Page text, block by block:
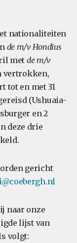
nationaliteiten
de m/v Hondius
met de m/v
vertrokken,
tot en met 31
(Ushuaia-
en 2
deze drie
gericht
naar onze
lijst van
volgt: